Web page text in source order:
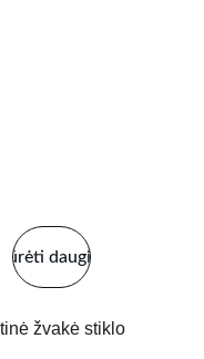
Žiūrėti daugiau